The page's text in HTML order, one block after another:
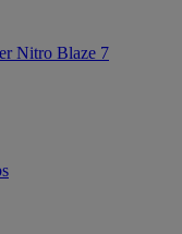
Nitro Blaze 7